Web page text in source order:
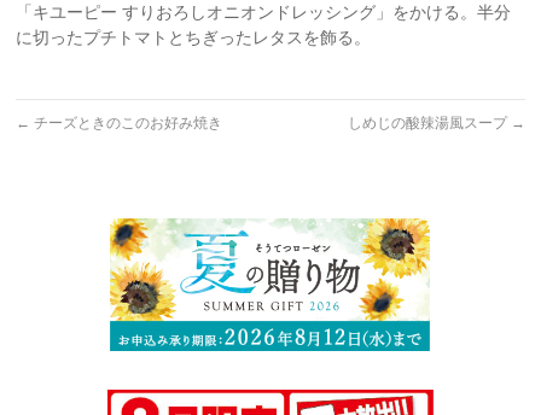
「キユーピー すりおろしオニオンドレッシング」をかける。半分
に切ったプチトマトとちぎったレタスを飾る。
← チーズときのこのお好み焼き しめじの酸辣湯風スープ →